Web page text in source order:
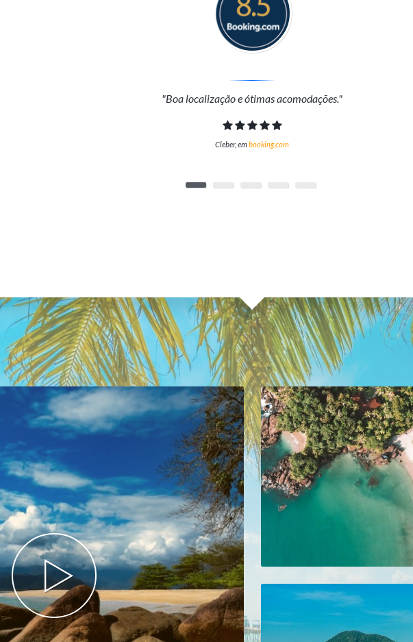
"Boa localização e ótimas acomodações."
Cleber, embooking.com
mais informações no estabelecimento